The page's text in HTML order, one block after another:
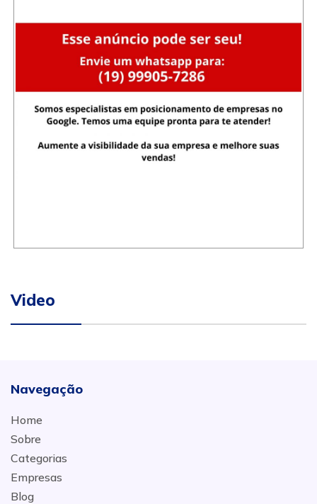
Video
Navegação
Home
Sobre
Categorias
Empresas
Blog